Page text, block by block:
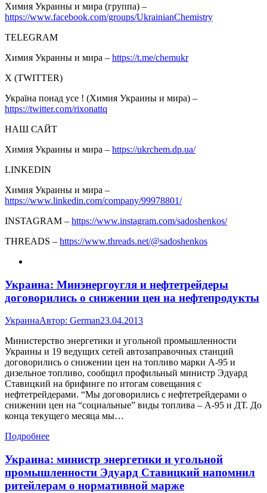
Химия Украины и мира (группа) –
https://www.facebook.com/groups/UkrainianChemistry
TELEGRAM
Химия Украины и мира – https://t.me/chemukr
Х (TWITTER)
Україна понад усе ! (Химия Украины и мира) –
https://twitter.com/rixonattq
НАШ САЙТ
Химия Украины и мира – https://ukrchem.dp.ua/
LINKEDIN
Химия Украины и мира –
https://www.linkedin.com/company/99978801/
INSTAGRAM – https://www.instagram.com/sadoshenkos/
THREADS – https://www.threads.net/@sadoshenkos
Украина: Минэнергоугля и нефтетрейдеры
договорились о снижении цен на нефтепродукты
УкраинаАвтор: German23.04.2013
Министерство энергетики и угольной промышленности
Украины и 19 ведущих сетей автозаправочных станций
договорились о снижении цен на топливо марки А-95 и
дизельное топливо, сообщил профильный министр Эдуард
Ставицкий на брифинге по итогам совещания с
нефтетрейдерами. “Мы договорились с нефтетрейдерами о
снижении цен на “социальные” виды топлива – А-95 и ДТ. До
конца текущего месяца мы…
Подробнее
Украина: министр энергетики и угольной
промышленности Эдуард Ставицкий напомнил
ритейлерам о нормативной марже